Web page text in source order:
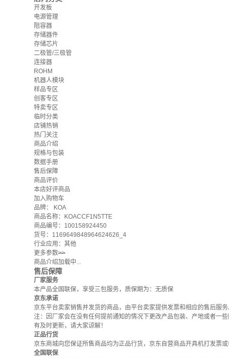
开发板
电源管理
阻容器
存储器件
存储芯片
二极管/三极管
连接器
ROHM
机器人模块
样品专区
创客专区
特卖专区
临时分类
店铺热销
热门关注
商品介绍
规格与包装
数据手册
售后保障
商品评价
本店好评商品
加入购物车
品牌：
KOA
商品名称：KOACCF1N5TTE
商品编号：100158924450
货号：1169649848964624626_4
行业应用：其他
更多参数>>
商品介绍加载中...
售后保障
厂家服务
本产品全国联保，享受三包服务，质保期为：无质保
京东承诺
京东平台卖家销售并发货的商品，由平台卖家提供发票和相应的售后服务
注：因厂家会在没有任何提前通知的情况下更改产品包装、产地或者一
有及时更新，请大家谅解！
正品行货
京东商城向您保证所售商品均为正品行货，京东自营商品开具机打发票或
全国联保